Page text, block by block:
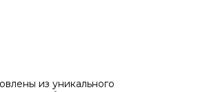
из уникального